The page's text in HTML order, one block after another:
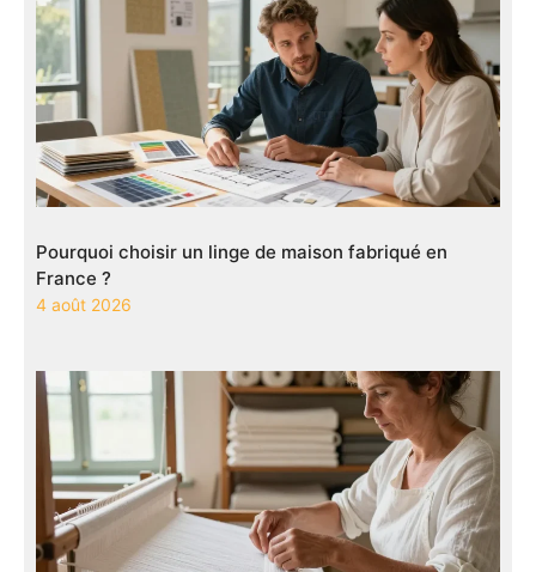
Pourquoi choisir un linge de maison fabriqué en
France ?
4 août 2026